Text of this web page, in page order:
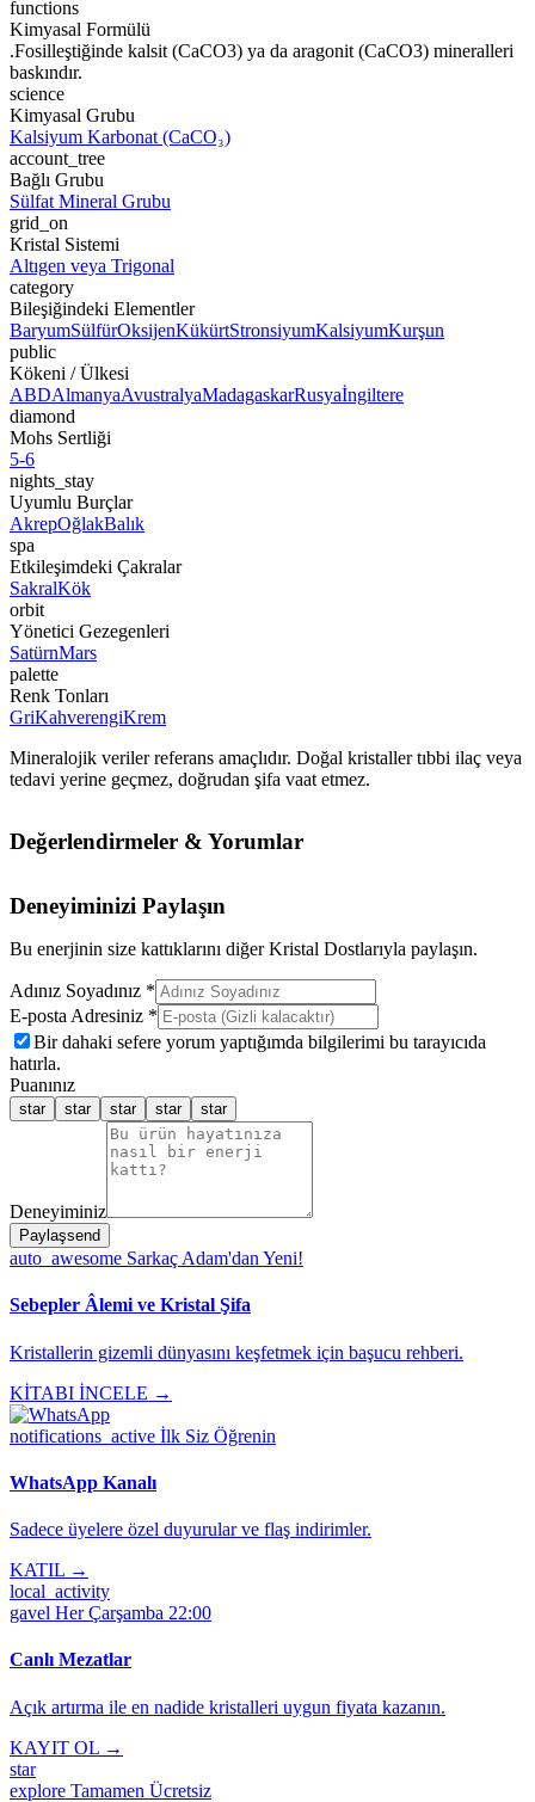
functions
Kimyasal Formülü
.Fosilleştiğinde kalsit (CaCO3) ya da aragonit (CaCO3) mineralleri
baskındır.
science
Kimyasal Grubu
Kalsiyum Karbonat (CaCO₃)
account_tree
Bağlı Grubu
Sülfat Mineral Grubu
grid_on
Kristal Sistemi
Altıgen veya Trigonal
category
Bileşiğindeki Elementler
BaryumSülfürOksijenKükürtStronsiyumKalsiyumKurşun
public
Kökeni / Ülkesi
ABDAlmanyaAvustralyaMadagaskarRusyaİngiltere
diamond
Mohs Sertliği
5-6
nights_stay
Uyumlu Burçlar
AkrepOğlakBalık
spa
Etkileşimdeki Çakralar
SakralKök
orbit
Yönetici Gezegenleri
SatürnMars
palette
Renk Tonları
GriKahverengiKrem
Mineralojik veriler referans amaçlıdır. Doğal kristaller tıbbi ilaç veya
tedavi yerine geçmez, doğrudan şifa vaat etmez.
Değerlendirmeler & Yorumlar
Deneyiminizi Paylaşın
Bu enerjinin size kattıklarını diğer Kristal Dostlarıyla paylaşın.
Adınız Soyadınız *
E-posta Adresiniz *
Bir dahaki sefere yorum yaptığımda bilgilerimi bu tarayıcıda
hatırla.
Puanınız
star star star star star
Deneyiminiz
Paylaşsend
auto_awesome Sarkaç Adam'dan Yeni!
Sebepler Âlemi ve Kristal Şifa
Kristallerin gizemli dünyasını keşfetmek için başucu rehberi.
KİTABI İNCELE →
notifications_active İlk Siz Öğrenin
WhatsApp Kanalı
Sadece üyelere özel duyurular ve flaş indirimler.
KATIL →
local_activity
gavel Her Çarşamba 22:00
Canlı Mezatlar
Açık artırma ile en nadide kristalleri uygun fiyata kazanın.
KAYIT OL →
star
explore Tamamen Ücretsiz